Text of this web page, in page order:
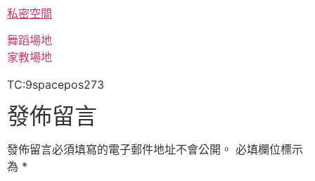
私密空間
舞蹈場地
家教場地
TC:9spacepos273
發佈留言
發佈留言必須填寫的電子郵件地址不會公開。 必填欄位標示
為 *